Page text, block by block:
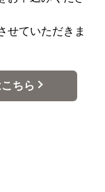
せていただきま
ちら